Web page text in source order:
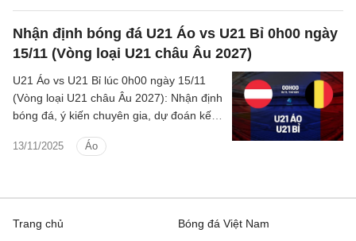
Nhận định bóng đá U21 Áo vs U21 Bỉ 0h00 ngày
15/11 (Vòng loại U21 châu Âu 2027)
13/11/2025 Áo
U21 Áo vs U21 Bỉ lúc 0h00 ngày 15/11
(Vòng loại U21 châu Âu 2027): Nhận định
bóng đá, ý kiến chuyên gia, dự đoán kết
đấu.
Trang chủ
Bóng đá Việt Nam